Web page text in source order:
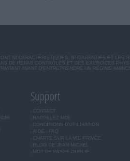
NI CARACTÉRISTIQUES, NI GARANTIES ET LES
DE REPAS CONTRÔLÉS ET DES EXERCICES
AVANT D'ENTREPRENDRE UN RÉGIME
Support
CONTACT
RAPPELEZ-MOI
CONDITIONS D'UTILISATION
AIDE - FAQ
CHARTE SUR LA VIE PRIVÉE
BLOG DE JEAN MICHEL
MOT DE PASSE OUBLIÉ